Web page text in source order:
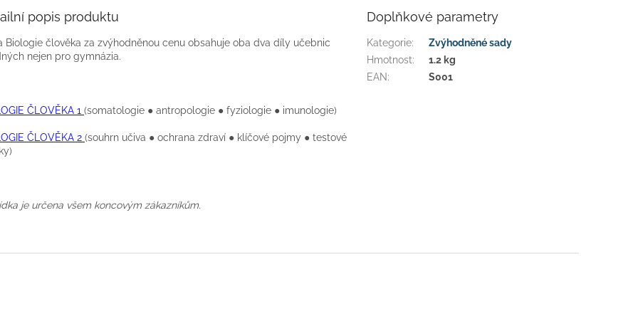
popis produktu
Biologie člověka za zvýhodněnou cenu obsahuje oba dva díly učebnic
nejen pro gymnázia.
ČLOVĚKA 1 (somatologie ● antropologie ● fyziologie ● imunologie)
ČLOVĚKA 2 (souhrn učiva ● ochrana zdraví ● klíčové pojmy ● testové
je určena všem koncovým zákazníkům.
Doplňkové parametry
Kategorie:
Zvýhodněné sady
Hmotnost:
1.2 kg
EAN: S001